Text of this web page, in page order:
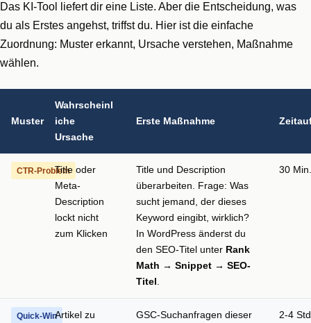
Das KI-Tool liefert dir eine Liste. Aber die Entscheidung, was
du als Erstes angehst, triffst du. Hier ist die einfache
Zuordnung: Muster erkannt, Ursache verstehen, Maßnahme
wählen.
Muster
Wahrscheinl
iche
Ursache
Erste Maßnahme
CTR-ProblemTitle oder
Meta-
Description
lockt nicht
zum Klicken
Title und Description
überarbeiten. Frage: Was
sucht jemand, der dieses
Keyword eingibt, wirklich?
In WordPress änderst du
den SEO-Titel unter Rank
Math → Snippet → SEO-
Titel
30 Min.
Quick-WinArtikel zu
GSC-Suchanfragen dieser
2-4